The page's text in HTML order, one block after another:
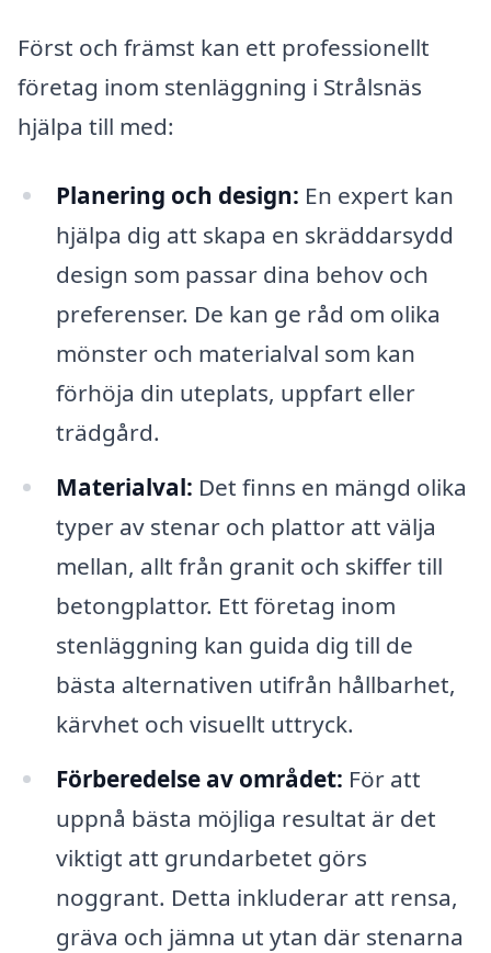
Först och främst kan ett professionellt
företag inom stenläggning i Strålsnäs
hjälpa till med:
Planering och design: En expert kan
hjälpa dig att skapa en skräddarsydd
design som passar dina behov och
preferenser. De kan ge råd om olika
mönster och materialval som kan
förhöja din uteplats, uppfart eller
trädgård.
Materialval: Det finns en mängd olika
typer av stenar och plattor att välja
mellan, allt från granit och skiffer till
betongplattor. Ett företag inom
stenläggning kan guida dig till de
bästa alternativen utifrån hållbarhet,
kärvhet och visuellt uttryck.
Förberedelse av området: För att
uppnå bästa möjliga resultat är det
viktigt att grundarbetet görs
noggrant. Detta inkluderar att rensa,
gräva och jämna ut ytan där stenarna